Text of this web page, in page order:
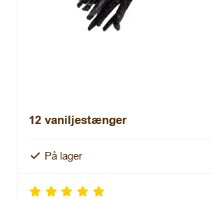
12 vaniljestænger
På lager